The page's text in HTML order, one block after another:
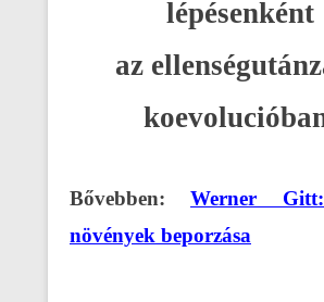
lépésenként
az
Bővebben:Werner
növények beporzása